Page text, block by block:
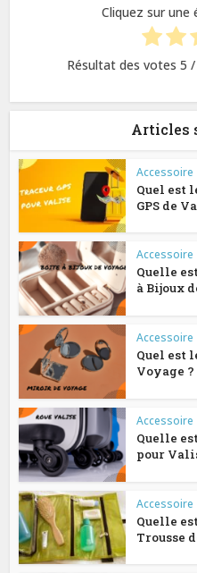
Cliquez sur
Résultat des votes 5
Articles
Accessoire
Quel est
GPS de
Accessoire
Quelle
à Bijoux
Accessoire
Quel est
Voyage
Accessoire
Quelle
pour
Accessoire
Quelle
Trousse